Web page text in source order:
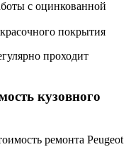
с оцинкованной
покрытия
проходит
кузовного
ремонта Peugeot